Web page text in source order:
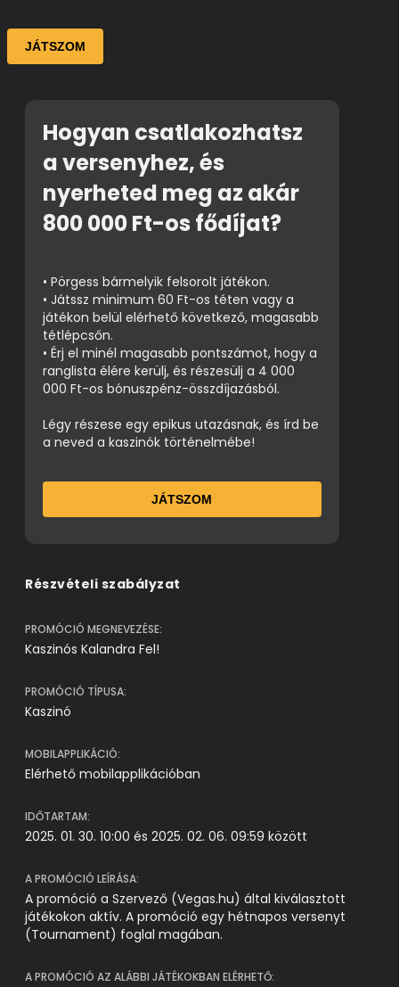
JÁTSZOM
Hogyan csatlakozhatsz
a versenyhez, és
nyerheted meg az akár
800 000 Ft-os fődíjat?
• Pörgess bármelyik felsorolt játékon.
• Játssz minimum 60 Ft-os téten vagy a
játékon belül elérhető következő, magasabb
tétlépcsőn.
• Érj el minél magasabb pontszámot, hogy a
ranglista élére kerülj, és részesülj a 4 000
000 Ft-os bónuszpénz-összdíjazásból.
Légy részese egy epikus utazásnak, és írd be
a neved a kaszinók történelmébe!
JÁTSZOM
Részvételi szabályzat
PROMÓCIÓ MEGNEVEZÉSE:
Kaszinós Kalandra Fel!
PROMÓCIÓ TÍPUSA:
Kaszinó
MOBILAPPLIKÁCIÓ:
Elérhető mobilapplikációban
IDŐTARTAM:
2025. 01. 30. 10:00 és 2025. 02. 06. 09:59 között
A PROMÓCIÓ LEÍRÁSA:
A promóció a Szervező (Vegas.hu) által kiválasztott
játékokon aktív. A promóció egy hétnapos versenyt
(Tournament) foglal magában.
A PROMÓCIÓ AZ ALÁBBI JÁTÉKOKBAN ELÉRHETŐ: